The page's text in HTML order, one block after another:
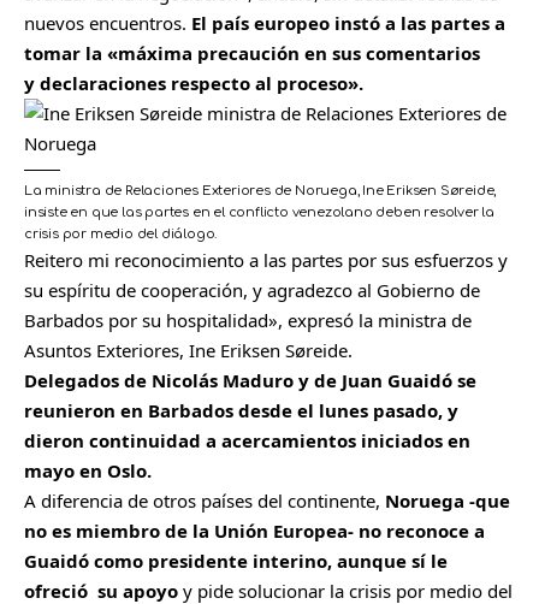
nuevos encuentros. El país europeo instó a las partes a
tomar la «máxima precaución en sus comentarios
y declaraciones respecto al proceso».
La ministra de Relaciones Exteriores de Noruega, Ine Eriksen Søreide,
insiste en que las partes en el conflicto venezolano deben resolver la
crisis por medio del diálogo.
Reitero mi reconocimiento a las partes por sus esfuerzos y
su espíritu de cooperación, y agradezco al Gobierno de
Barbados por su hospitalidad», expresó la ministra de
Asuntos Exteriores, Ine Eriksen Søreide.
Delegados de Nicolás Maduro y de Juan Guaidó se
reunieron en Barbados desde el lunes pasado, y
dieron continuidad a acercamientos iniciados en
mayo en Oslo.
A diferencia de otros países del continente, Noruega -que
no es miembro de la Unión Europea- no reconoce a
Guaidó como presidente interino, aunque sí le
ofreció su apoyo y pide solucionar la crisis por medio del